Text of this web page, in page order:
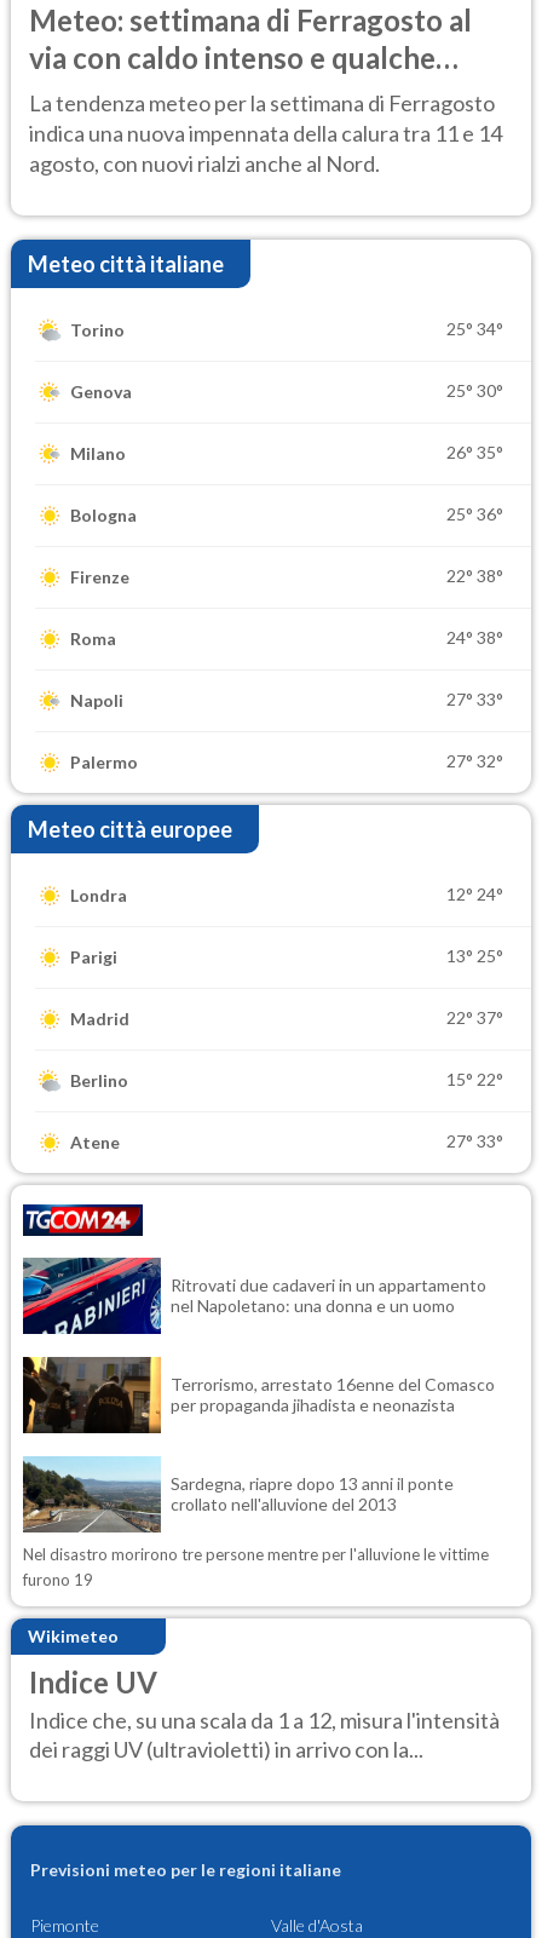
Meteo: settimana di Ferragosto al
via con caldo intenso e qualche
temporale
La tendenza meteo per la settimana di Ferragosto
indica una nuova impennata della calura tra 11 e 14
agosto, con nuovi rialzi anche al Nord.
Meteo città italiane
Torino 25° 34°
Genova 25° 30°
Milano 26° 35°
Bologna 25° 36°
Firenze 22° 38°
Roma 24° 38°
Napoli 27° 33°
Palermo 27° 32°
Meteo città europee
Londra 12° 24°
Parigi 13° 25°
Madrid 22° 37°
Berlino 15° 22°
Atene 27° 33°
Ritrovati due cadaveri in un appartamento
nel Napoletano: una donna e un uomo
Terrorismo, arrestato 16enne del Comasco
per propaganda jihadista e neonazista
Sardegna, riapre dopo 13 anni il ponte
crollato nell'alluvione del 2013
Nel disastro morirono tre persone mentre per l'alluvione le vittime
furono 19
Wikimeteo
Indice UV
Indice che, su una scala da 1 a 12, misura l'intensità
dei raggi UV (ultravioletti) in arrivo con la...
Previsioni meteo per le regioni italiane
Piemonte Valle d'Aosta